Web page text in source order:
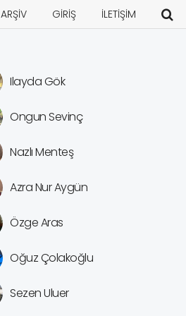
ARŞİV GİRİŞ İLETİŞİM
Ilayda Gök
Ongun Sevinç
Nazlı Menteş
Azra Nur Aygün
Özge Aras
Oğuz Çolakoğlu
Sezen Uluer